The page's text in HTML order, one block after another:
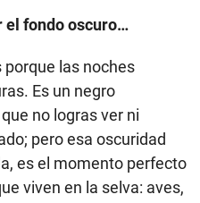
el fondo oscuro…
porque las noches
Es un negro
no logras ver ni
pero esa oscuridad
es el momento perfecto
viven en la selva: aves,